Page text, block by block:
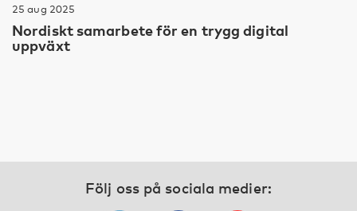
25 aug 2025
Nordiskt samarbete för en trygg digital
uppväxt
Följ oss på sociala medier: